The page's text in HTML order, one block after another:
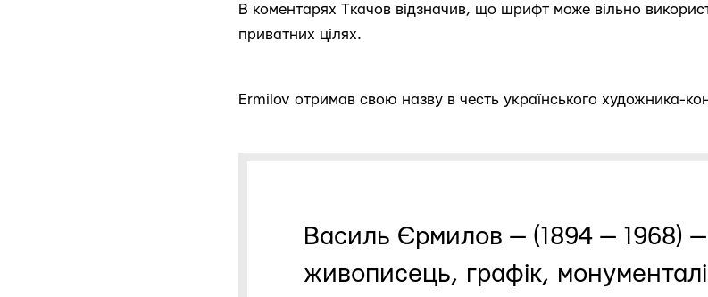
В коментарях Ткачов відзначив, що шрифт може вільно
приватних цілях.
Ermilov отримав свою назву в честь українського художника-
Василь Єрмилов — (1894 — 1968) —
живописець, графік,